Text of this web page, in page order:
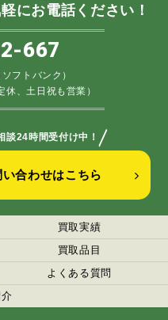
にお電話ください！
667
フトバンク）
、土日祝も営業）
談24時間受付け中！ ／
合わせはこちら
買取実績
買取品目
よくある質問